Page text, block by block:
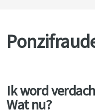
Ik word
Wat nu?